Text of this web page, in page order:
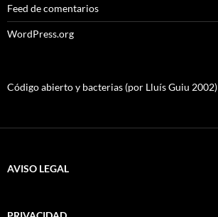
Feed de comentarios
WordPress.org
Código abierto y bacterias (por Lluís Guiu 2002)
AVISO LEGAL